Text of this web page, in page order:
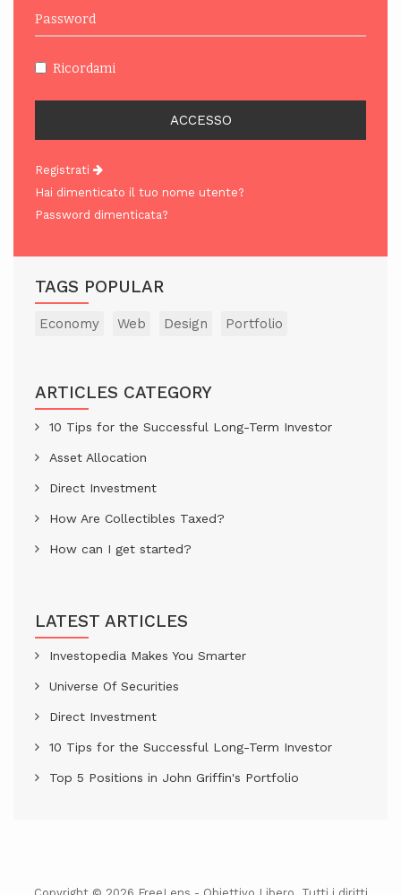
Ricordami
Registrati
Hai dimenticato il tuo nome utente?
Password dimenticata?
TAGS POPULAR
Economy Web Design Portfolio
ARTICLES CATEGORY
10 Tips for the Successful Long-Term Investor
Asset Allocation
Direct Investment
How Are Collectibles Taxed?
How can I get started?
LATEST ARTICLES
Investopedia Makes You Smarter
Universe Of Securities
Direct Investment
10 Tips for the Successful Long-Term Investor
Top 5 Positions in John Griffin's Portfolio
Copyright © 2026 FreeLens - Obiettivo Libero. Tutti i diritti